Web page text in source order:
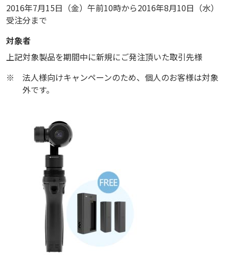
2016年7月15日（金）午前10時から2016年8月10日（水）
受注分まで
対象者
上記対象製品を期間中に新規にご発注頂いた取引先様
※
法人様向けキャンペーンのため、個人のお客様は対象
外です。